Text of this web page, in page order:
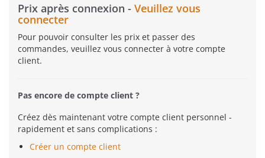
Prix après connexion - Veuillez vous
connecter
Pour pouvoir consulter les prix et passer des
commandes, veuillez vous connecter à votre compte
client.
Pas encore de compte client ?
Créez dès maintenant votre compte client personnel -
rapidement et sans complications :
Créer un compte client